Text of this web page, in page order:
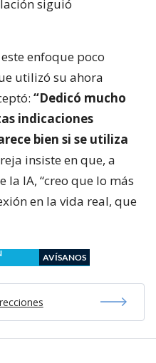
siguió
enfoque poco
utilizó su ahora
“Dedicó mucho
indicaciones
bien si se utiliza
insiste en que, a
IA, “creo que lo más
en la vida real, que
AVÍSANOS